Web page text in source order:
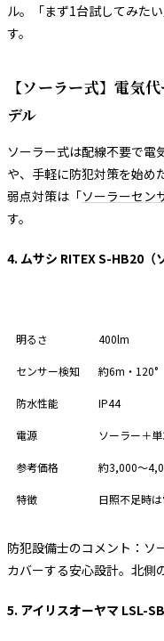
ル。「まず1台試してみた
す。
【ソーラー式】電気
デル
ソーラー式は配線不要で電
や、手軽に防犯対策を始め
弱点対策は「ソーラーセン
す。
4. ムサシ RITEX S-HB20（
明るさ 400lm
センサー検知 約6m・120°
防水性能 IP44
電源 ソーラー＋
参考価格 約3,000〜
特徴 日照不足時
防犯設備士のコメント：ソ
カバーする安心設計。北側
5. アイリスオーヤマ LSL-